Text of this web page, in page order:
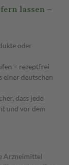
lassen –
oder
– rezeptfrei
einer deutschen
dass jede
und vor dem
Arzneimittel